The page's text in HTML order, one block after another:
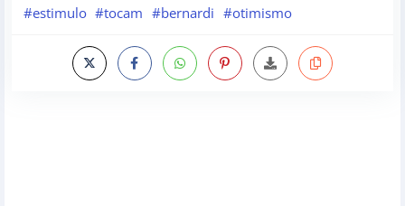
#estimulo #tocam #bernardi #otimismo